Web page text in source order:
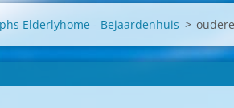
Elderlyhome - Bejaardenhuis >